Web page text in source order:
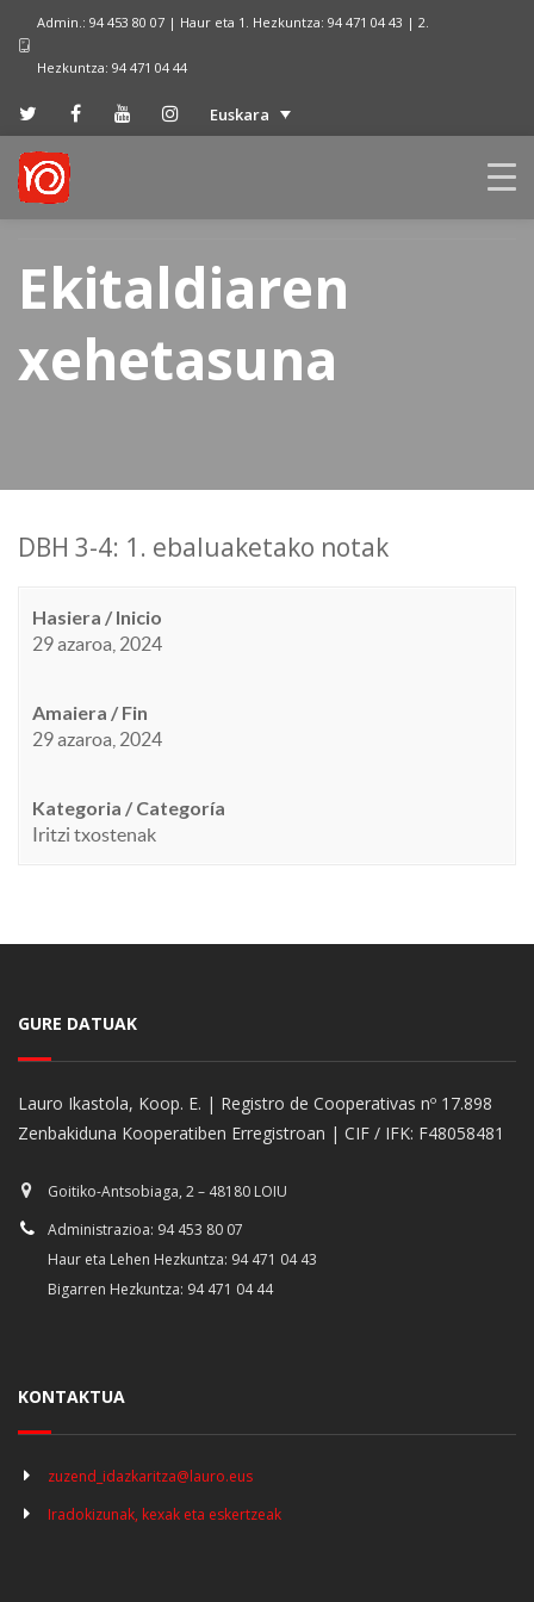
Admin.: 94 453 80 07 | Haur eta 1. Hezkuntza: 94 471 04 43 | 2.
Hezkuntza: 94 471 04 44
Euskara
Ekitaldiaren
xehetasuna
DBH 3-4: 1. ebaluaketako notak
Hasiera / Inicio
29 azaroa, 2024
Amaiera / Fin
29 azaroa, 2024
Kategoria / Categoría
Iritzi txostenak
GURE DATUAK
Lauro Ikastola, Koop. E. | Registro de Cooperativas nº 17.898
Zenbakiduna Kooperatiben Erregistroan | CIF / IFK: F48058481
Goitiko-Antsobiaga, 2 – 48180 LOIU
Administrazioa: 94 453 80 07
Haur eta Lehen Hezkuntza: 94 471 04 43
Bigarren Hezkuntza: 94 471 04 44
KONTAKTUA
zuzend_idazkaritza@lauro.eus
Iradokizunak, kexak eta eskertzeak